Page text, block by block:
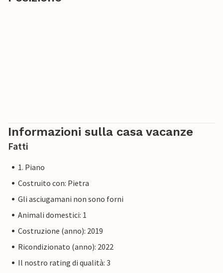
Informazioni sulla casa vacanze
Fatti
1. Piano
Costruito con: Pietra
Gli asciugamani non sono forni
Animali domestici: 1
Costruzione (anno): 2019
Ricondizionato (anno): 2022
Il nostro rating di qualità: 3